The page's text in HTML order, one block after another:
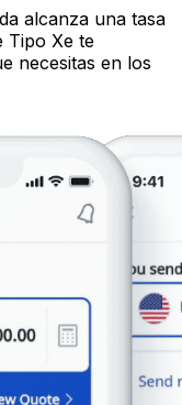
alcanza una tasa
Tipo Xe te
necesitas en los